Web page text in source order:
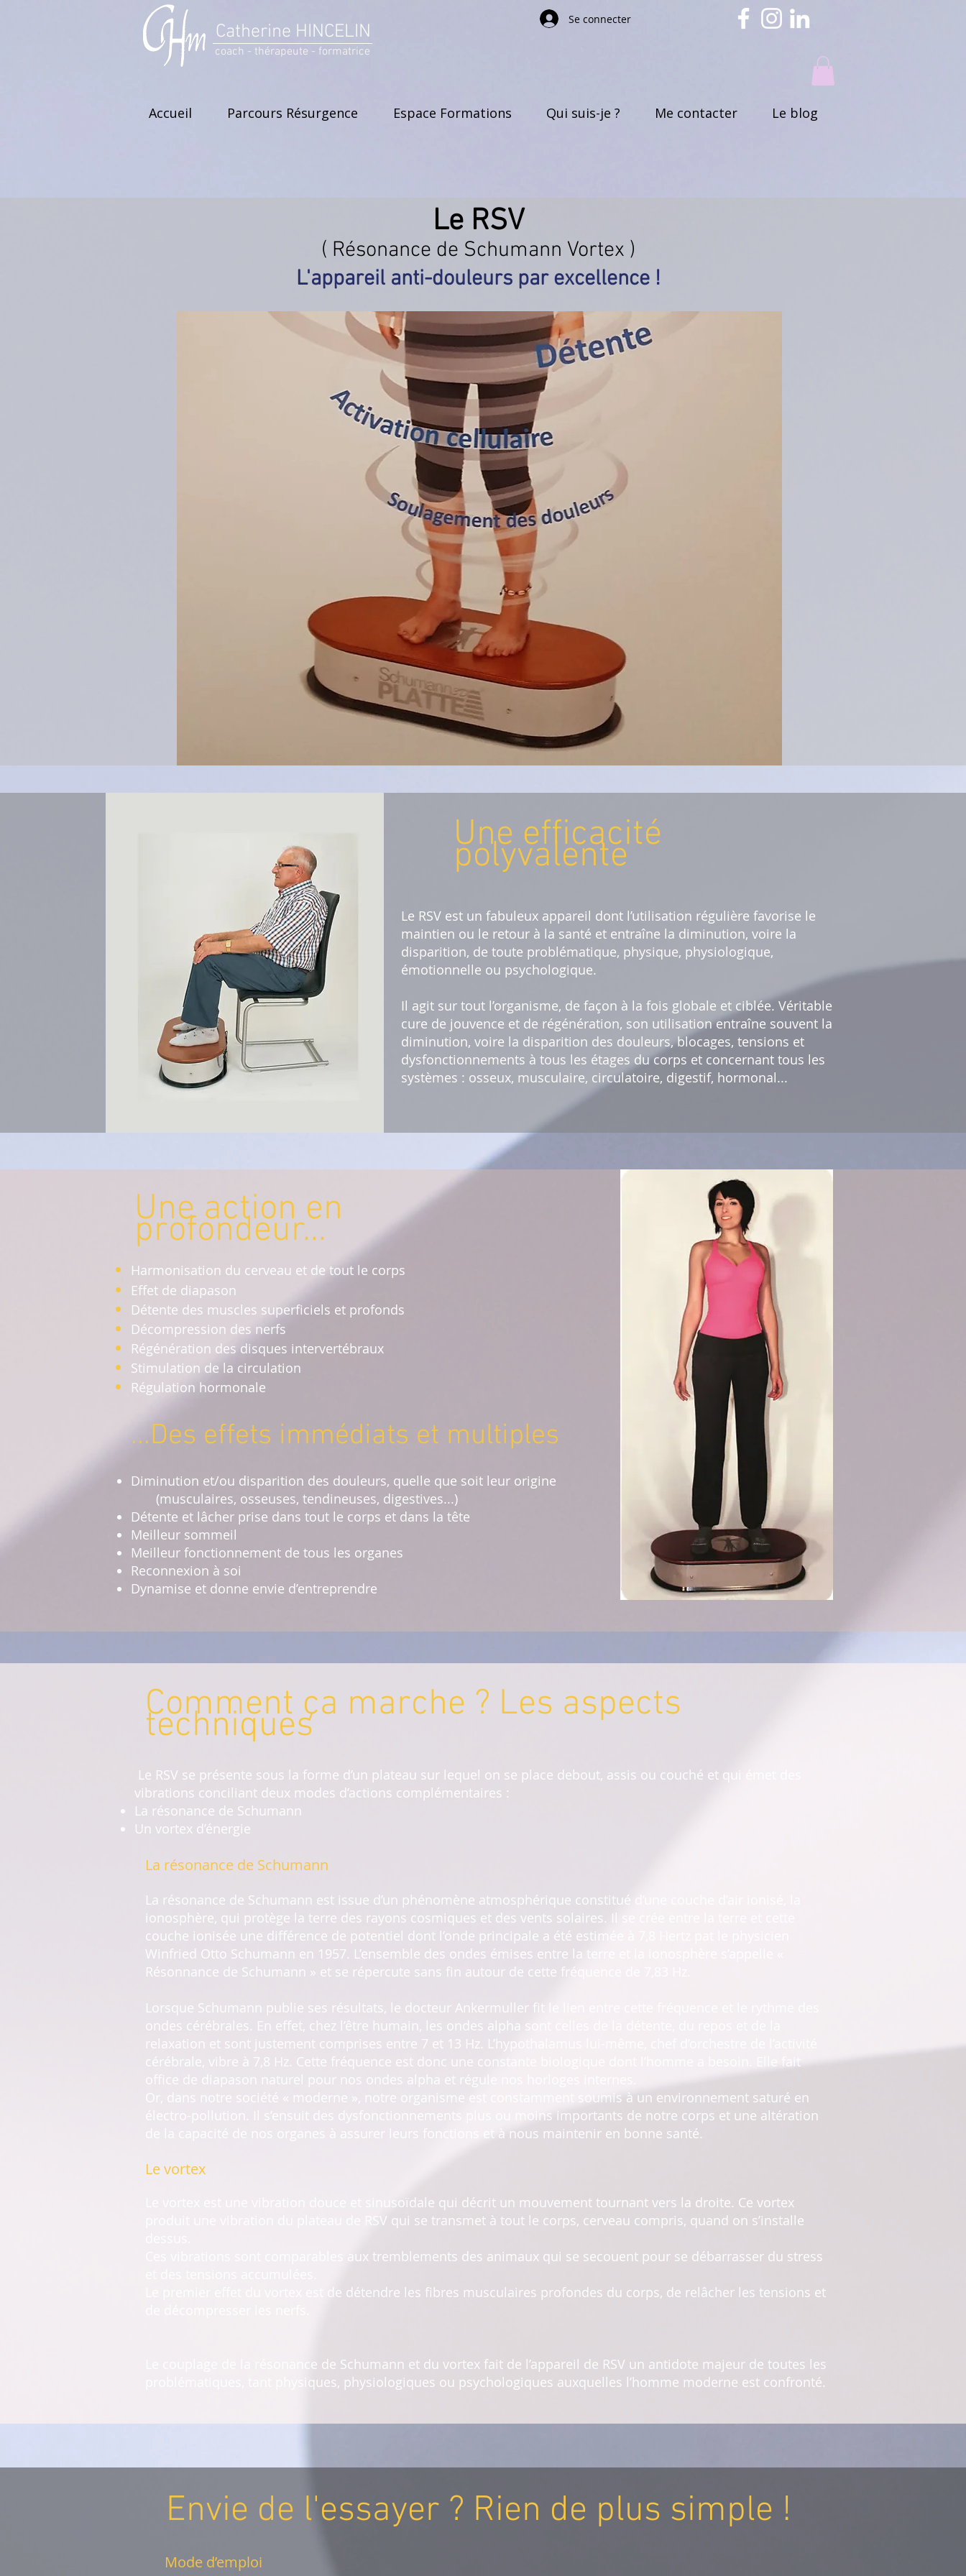
Catherine HINCELIN
coach - thérapeute - formatrice
Se connecter
Accueil Parcours Résurgence Espace Formations Qui suis-je ? Me contacter Le blog
Le RSV
( Résonance de Schumann Vortex )
L'appareil anti-douleurs par excellence !
Une efficacité
polyvalente
Le RSV est un fabuleux appareil dont l’utilisation régulière favorise le
maintien ou le retour à la santé et entraîne la diminution, voire la
disparition, de toute problématique, physique, physiologique,
émotionnelle ou psychologique.
Il agit sur tout l’organisme, de façon à la fois globale et ciblée. Véritable
cure de jouvence et de régénération, son utilisation entraîne souvent la
diminution, voire la disparition des douleurs, blocages, tensions et
dysfonctionnements à tous les étages du corps et concernant tous les
systèmes : osseux, musculaire, circulatoire, digestif, hormonal...
Harmonisation du cerveau et de tout le corps
Effet de diapason
Détente des muscles superficiels et profonds
Décompression des nerfs
Régénération des disques intervertébraux
Stimulation de la circulation
Régulation hormonale
...Des effets immédiats et multiples
Diminution et/ou disparition des douleurs, quelle que soit leur origine
(musculaires, osseuses, tendineuses, digestives...)
Détente et lâcher prise dans tout le corps et dans la tête
Meilleur sommeil
Meilleur fonctionnement de tous les organes
Reconnexion à soi
Dynamise et donne envie d’entreprendre
Une action en
profondeur...
Comment ça marche ? Les aspects
techniques
Le RSV se présente sous la forme d’un plateau sur lequel on se place debout, assis ou couché et qui émet des
vibrations conciliant deux modes d’actions complémentaires :
La résonance de Schumann
Un vortex d’énergie
La résonance de Schumann
La résonance de Schumann est issue d’un phénomène atmosphérique constitué d’une couche d’air ionisé, la
ionosphère, qui protège la terre des rayons cosmiques et des vents solaires. Il se crée entre la terre et cette
couche ionisée une différence de potentiel dont l’onde principale a été estimée à 7,8 Hertz pat le physicien
Winfried Otto Schumann en 1957. L’ensemble des ondes émises entre la terre et la ionosphère s’appelle «
Résonnance de Schumann » et se répercute sans fin autour de cette fréquence de 7,83 Hz.
Lorsque Schumann publie ses résultats, le docteur Ankermuller fit le lien entre cette fréquence et le rythme des
ondes cérébrales. En effet, chez l’être humain, les ondes alpha sont celles de la détente, du repos et de la
relaxation et sont justement comprises entre 7 et 13 Hz. L’hypothalamus lui-même, chef d’orchestre de l’activité
cérébrale, vibre à 7,8 Hz. Cette fréquence est donc une constante biologique dont l’homme a besoin. Elle fait
office de diapason naturel pour nos ondes alpha et régule nos horloges internes.
Or, dans notre société « moderne », notre organisme est constamment soumis à un environnement saturé en
électro-pollution. Il s’ensuit des dysfonctionnements plus ou moins importants de notre corps et une altération
de la capacité de nos organes à assurer leurs fonctions et à nous maintenir en bonne santé.
Le vortex
Le vortex est une vibration douce et sinusoïdale qui décrit un mouvement tournant vers la droite. Ce vortex
produit une vibration du plateau de RSV qui se transmet à tout le corps, cerveau compris, quand on s’installe
Ces vibrations sont comparables aux tremblements des animaux qui se secouent pour se débarrasser du stress
Le premier effet du vortex est de détendre les fibres musculaires profondes du corps, de relâcher les tensions et
Le couplage de la résonance de Schumann et du vortex fait de l’appareil de RSV un antidote majeur de toutes les
problématiques, tant physiques, physiologiques ou psychologiques auxquelles l’homme moderne est confronté.
Envie de l'essayer ? Rien de plus simple !
Mode d’emploi